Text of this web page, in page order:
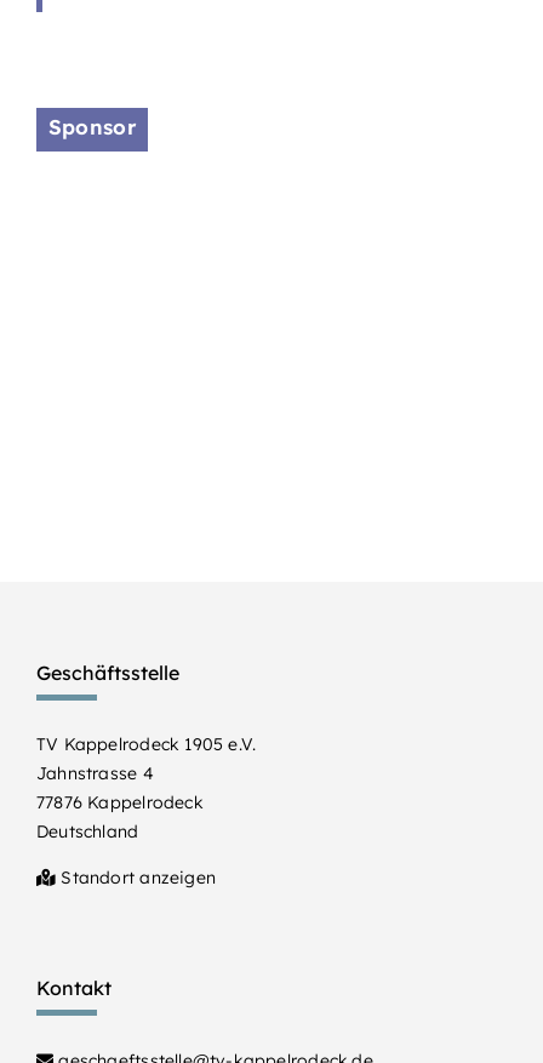
Sponsor
Kontakt
Geschäftsstelle
TV Kappelrodeck 1905 e.V.
Jahnstrasse 4
77876 Kappelrodeck
Deutschland
Standort anzeigen